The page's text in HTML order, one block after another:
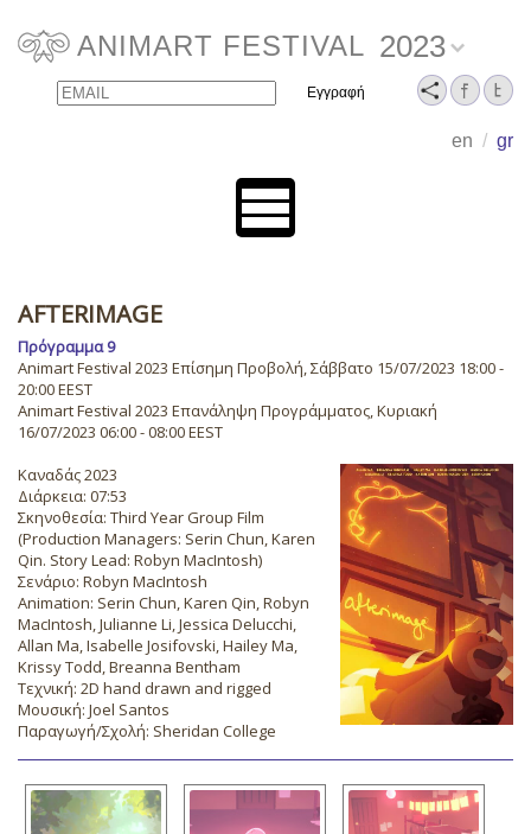
ANIMART FESTIVAL 2023
en / gr
Email Name
AFTERIMAGE
Πρόγραμμα 9
Animart Festival 2023 Επίσημη Προβολή, Σάββατο 15/07/2023 18:00 -
20:00 EEST
Animart Festival 2023 Επανάληψη Προγράμματος, Κυριακή
16/07/2023 06:00 - 08:00 EEST
Καναδάς 2023
Διάρκεια: 07:53
Σκηνοθεσία: Third Year Group Film
(Production Managers: Serin Chun, Karen
Qin. Story Lead: Robyn MacIntosh)
Σενάριο: Robyn MacIntosh
Animation: Serin Chun, Karen Qin, Robyn
MacIntosh, Julianne Li, Jessica Delucchi,
Allan Ma, Isabelle Josifovski, Hailey Ma,
Krissy Todd, Breanna Bentham
Τεχνική: 2D hand drawn and rigged
Μουσική: Joel Santos
Παραγωγή/Σχολή: Sheridan College